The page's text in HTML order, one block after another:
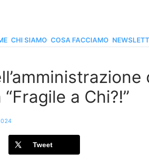
CHI SIAMO COSA FACCIAMO
a Chi?!”
Tweet